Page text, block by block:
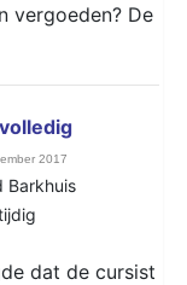
vergoeden? De
2017
Barkhuis
dat de cursist